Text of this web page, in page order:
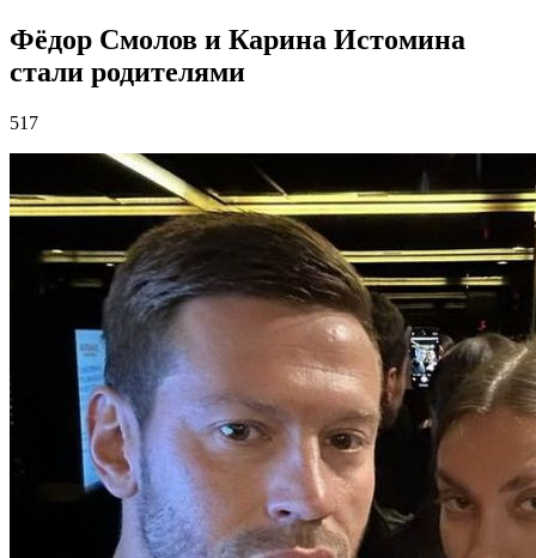
Фёдор Смолов и Карина Истомина
стали родителями
517